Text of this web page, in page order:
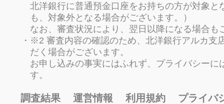
北洋銀行に普通預金口座をお持ちの方が対象
も、対象外となる場合がございます。）
なお、審査状況により、翌日以降になる場合も
※2 審査内容の確認のため、北洋銀行アルカ支
だく場合がございます。
お申し込みの事実にはふれず、プライバシー
す。
調査結果 運営情報 利用規約 プライバ